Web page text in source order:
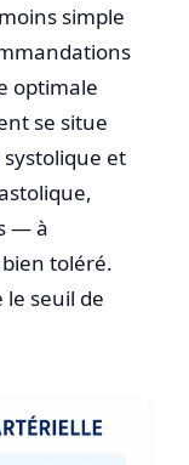
simple
optimale
se situe
et
— à
toléré.
le seuil de